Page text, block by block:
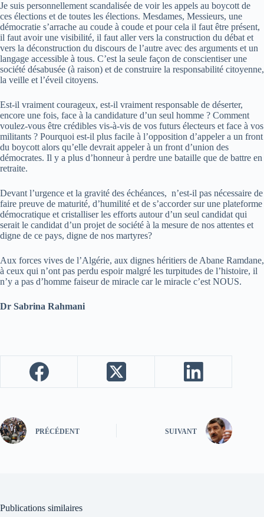
Je suis personnellement scandalisée de voir les appels au boycott de
ces élections et de toutes les élections. Mesdames, Messieurs, une
démocratie s’arrache au coude à coude et pour cela il faut être présent,
il faut avoir une visibilité, il faut aller vers la construction du débat et
vers la déconstruction du discours de l’autre avec des arguments et un
langage accessible à tous. C’est la seule façon de conscientiser une
société désabusée (à raison) et de construire la responsabilité citoyenne,
la veille et l’éveil citoyens.
Est-il vraiment courageux, est-il vraiment responsable de déserter,
encore une fois, face à la candidature d’un seul homme ? Comment
voulez-vous être crédibles vis-à-vis de vos futurs électeurs et face à vos
militants ? Pourquoi est-il plus facile à l’opposition d’appeler a un front
du boycott alors qu’elle devrait appeler à un front d’union des
démocrates. Il y a plus d’honneur à perdre une bataille que de battre en
retraite.
Devant l’urgence et la gravité des échéances, n’est-il pas nécessaire de
faire preuve de maturité, d’humilité et de s’accorder sur une plateforme
démocratique et cristalliser les efforts autour d’un seul candidat qui
serait le candidat d’un projet de société à la mesure de nos attentes et
digne de ce pays, digne de nos martyres?
Aux forces vives de l’Algérie, aux dignes héritiers de Abane Ramdane,
à ceux qui n’ont pas perdu espoir malgré les turpitudes de l’histoire, il
n’y a pas d’homme faiseur de miracle car le miracle c’est NOUS.
Dr Sabrina Rahmani
PRÉCÉDENT SUIVANT
Publications similaires